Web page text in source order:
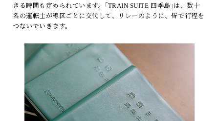
きる時間も定められています。｢TRAIN SUITE 四季島｣は、数十
名の運転士が線区ごとに交代して、リレーのように、皆で行程を
つないでいきます。